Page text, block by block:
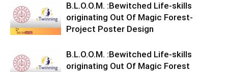
B.L.O.O.M. :Bewitched Life-skills
originating Out Of Magic Forest-
Project Poster Design
B.L.O.O.M. :Bewitched Life-skills
originating Out Of Magic Forest